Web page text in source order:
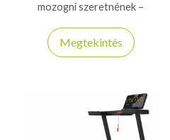
mozogni szeretnének –
állítható dőlésszöge és
csillapított futófelülete
környezetben. Stabil váza
nagyobb intenzitásnál is
biztonságos használatot
Megtekintés